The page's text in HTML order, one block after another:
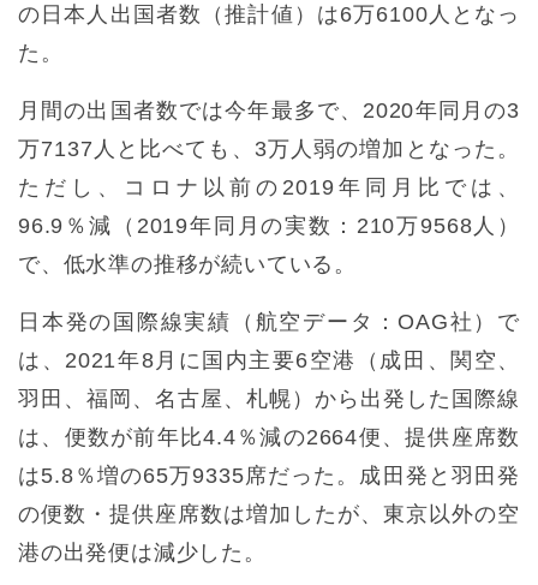
の日本人出国者数（推計値）は6万6100人となっ
た。
月間の出国者数では今年最多で、2020年同月の3
万7137人と比べても、3万人弱の増加となった。
ただし、コロナ以前の2019年同月比では、
96.9％減（2019年同月の実数：210万9568人）
で、低水準の推移が続いている。
日本発の国際線実績（航空データ：OAG社）で
は、2021年8月に国内主要6空港（成田、関空、
羽田、福岡、名古屋、札幌）から出発した国際線
は、便数が前年比4.4％減の2664便、提供座席数
は5.8％増の65万9335席だった。成田発と羽田発
の便数・提供座席数は増加したが、東京以外の空
港の出発便は減少した。